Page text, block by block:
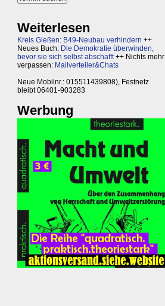
Weiterlesen
Kreis Gießen: B49-Neubau verhindern ++
Neues Buch: Die Demokratie überwinden,
bevor sie sich selbst abschafft++ Nichts mehr
verpassen: Mailverteiler&Chats
Neue Mobilnr.: 015511439808), Festnetz
bleibt 06401-903283
Werbung